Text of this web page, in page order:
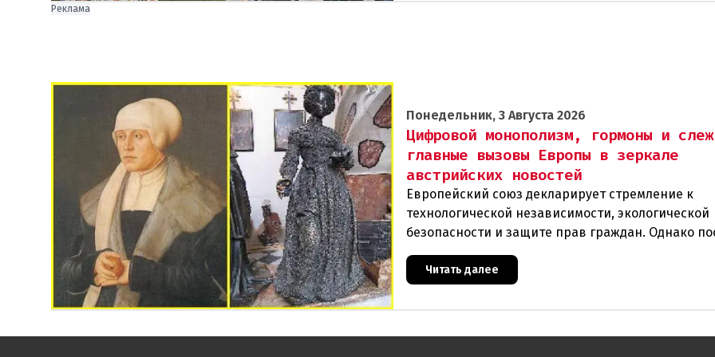
Реклама
Понедельник, 3 Августа 2026
Цифровой монополизм, гормоны и
главные вызовы Европы в зеркале
австрийских новостей
Европейский союз декларирует стремление к
технологической независимости, экологической
безопасности и защите прав граждан. Однако
события в Австрии и решение Брюсселя
реальная п
Читать далее